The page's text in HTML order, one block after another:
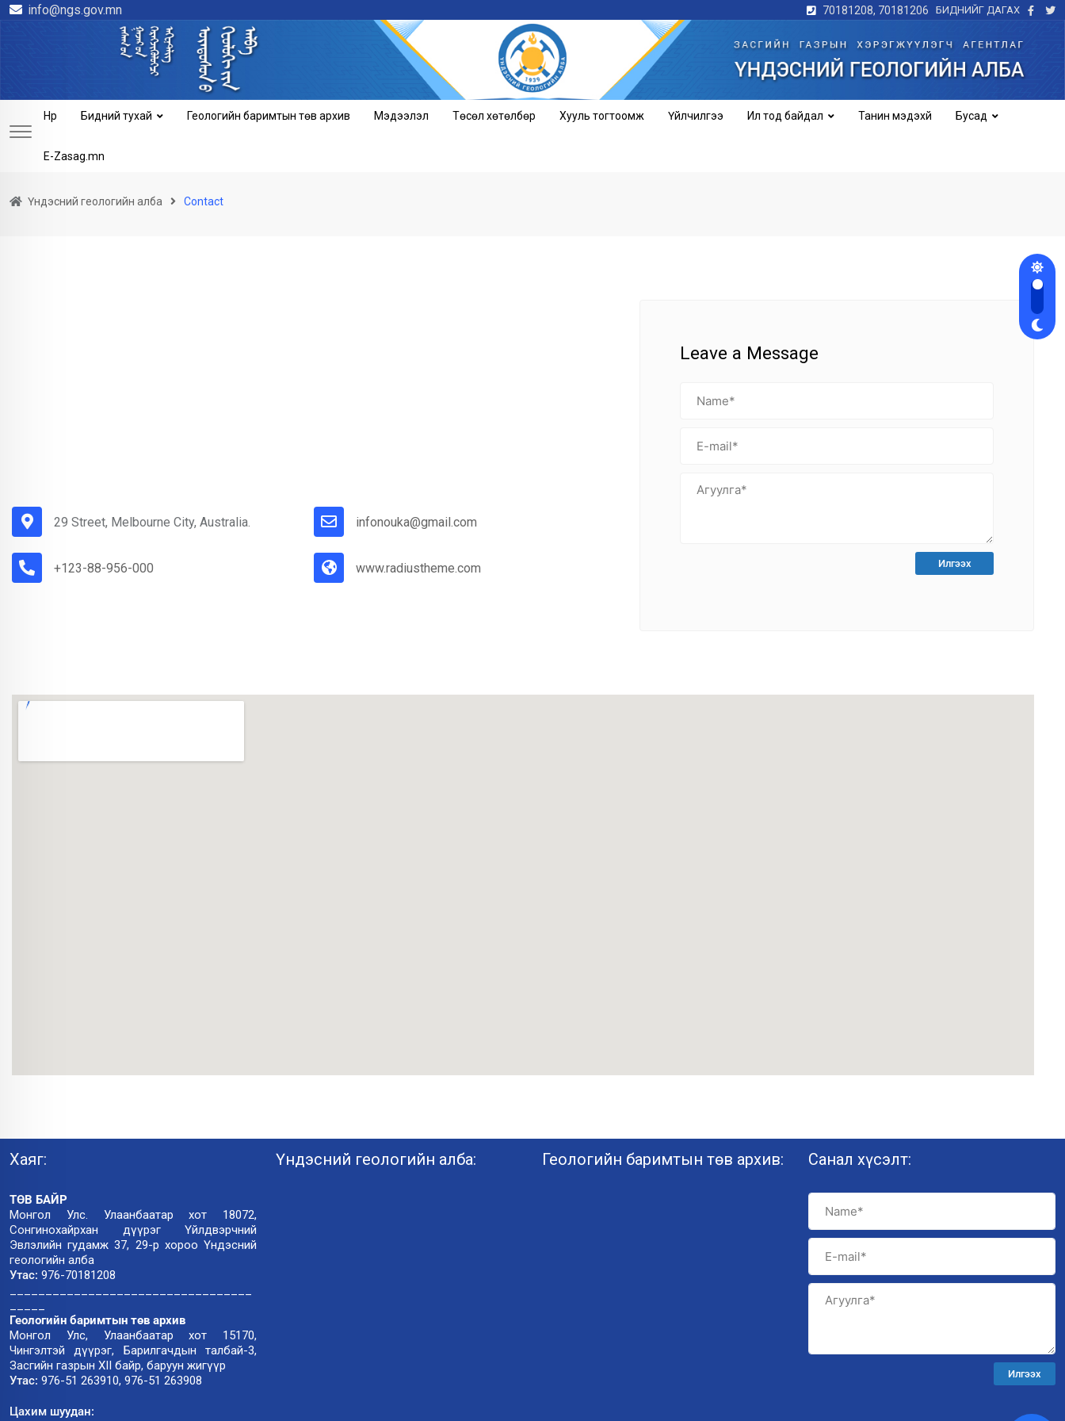
info@ngs.gov.mn 70181208, 70181206 БИДНИЙГ ДАГАХ
Нүүр Бидний тухай Геологийн баримтын төв архив Мэдээлэл Төсөл хөтөлбөр Хууль тогтоомж Үйлчилгээ Ил тод байдал Танин мэдэхүй Бусад
E-Zasag.mn
Үндэсний геологийн алба Contact
29 Street, Melbourne City, Australia.
+123-88-956-000
infonouka@gmail.com
www.radiustheme.com
Leave a Message
Илгээх
Хаяг:
ТӨВ БАЙР
Монгол Улс. Улаанбаатар хот 18072,
Сонгинохайрхан дүүрэг Үйлдвэрчний
Эвлэлийн гудамж 37, 29-р хороо Үндэсний
геологийн алба
Утас: 976-70181208
Геологийн баримтын төв архив
Монгол Улс, Улаанбаатар хот 15170,
Чингэлтэй дүүрэг, Барилгачдын талбай-3,
Засгийн газрын XII байр, баруун жигүүр
Утас: 976-51 263910, 976-51 263908
Цахим шуудан:
Үндэсний геологийн алба: Геологийн баримтын төв архив: Санал хүсэлт:
Илгээх